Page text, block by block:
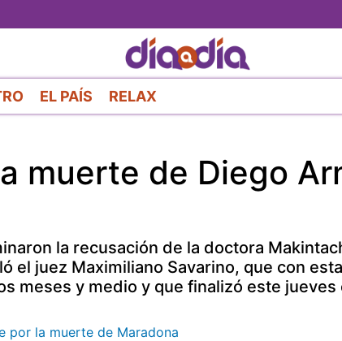
al
contenido
principal
EL PAÍS RELAX
muerte de Diego
la recusación de la doctora
el juez Maximiliano Savarino, que con
meses y medio y que finalizó este jueves
por la muerte de Maradona